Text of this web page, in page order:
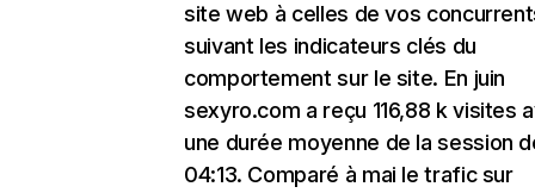
site web à celles de vos
suivant les indicateurs clés du
comportement sur le site. En juin
sexyro.com a reçu 116,88 k visites
une durée moyenne de la session
04:13. Comparé à mai le trafic sur